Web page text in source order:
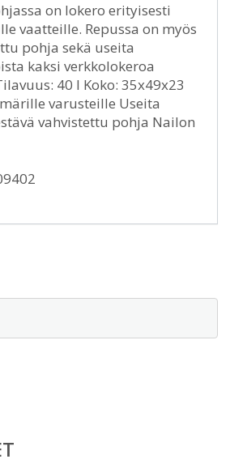
on lokero erityisesti
vaatteille. Repussa on myös
pohja sekä useita
kaksi verkkolokeroa
40 l Koko: 35x49x23
varusteille Useita
vahvistettu pohja Nailon